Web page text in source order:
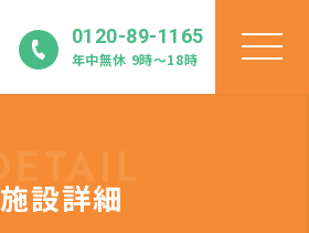
0120-89-1165
年中無休 9時〜18時
施設詳細